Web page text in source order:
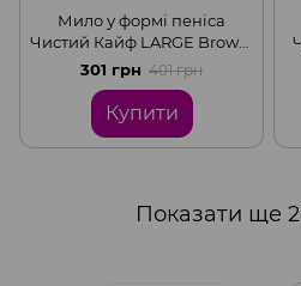
Мило у формі пеніса
Чистий Кайф LARGE Brown,
крафтове мило-член,
натуральне
301 грн 401 грн
Купити
Показати ще